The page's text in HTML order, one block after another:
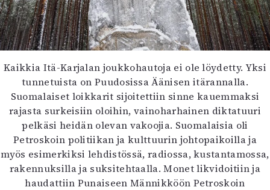
Kaikkia Itä-Karjalan joukkohautoja ei ole löydetty. Yksi
tunnetuista on Puudosissa Äänisen itärannalla.
Suomalaiset loikkarit sijoitettiin sinne kauemmaksi
rajasta surkeisiin oloihin, vainoharhainen diktatuuri
pelkäsi heidän olevan vakoojia. Suomalaisia oli
Petroskoin politiikan ja kulttuurin johtopaikoilla ja
myös esimerkiksi lehdistössä, radiossa, kustantamossa,
rakennuksilla ja suksitehtaalla. Monet likvidoitiin ja
haudattiin Punaiseen Männikköön Petroskoin